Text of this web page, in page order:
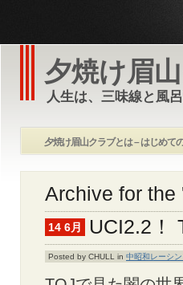
夕焼け眉
人生は、三味線と風
夕焼け眉山クラブとは – はじめて
Archive for
14 6月 UCI2.2！
Posted by CHULL in 中昭和レーシ